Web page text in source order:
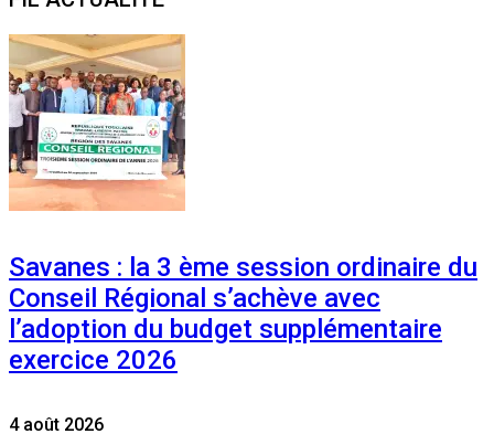
Savanes : la 3 ème session ordinaire du
Conseil Régional s’achève avec
l’adoption du budget supplémentaire
exercice 2026
4 août 2026